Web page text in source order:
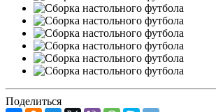
Поделиться